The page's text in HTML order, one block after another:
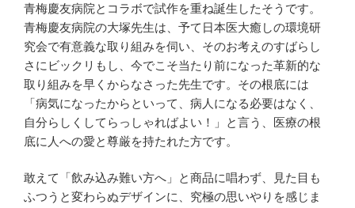
青梅慶友病院とコラボで試作を重ね誕生したそうです。
青梅慶友病院の大塚先生は、予て日本医大癒しの環境研
究会で有意義な取り組みを伺い、そのお考えのすばらし
さにビックリもし、今でこそ当たり前になった革新的な
取り組みを早くからなさった先生です。その根底には
「病気になったからといって、病人になる必要はなく、
自分らしくしてらっしゃればよい！」と言う、医療の根
底に人への愛と尊厳を持たれた方です。
敢えて「飲み込み難い方へ」と商品に唱わず、見た目も
ふつうと変わらぬデザインに、究極の思いやりを感じま